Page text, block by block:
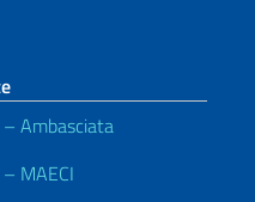
Ambasciata
MAECI